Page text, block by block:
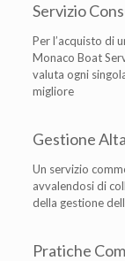
Servizio
Per l’acquisto di
Monaco Boat
valuta ogni
migliore
Gestione
Un servizio
avvalendosi di
della gestione
Pratiche